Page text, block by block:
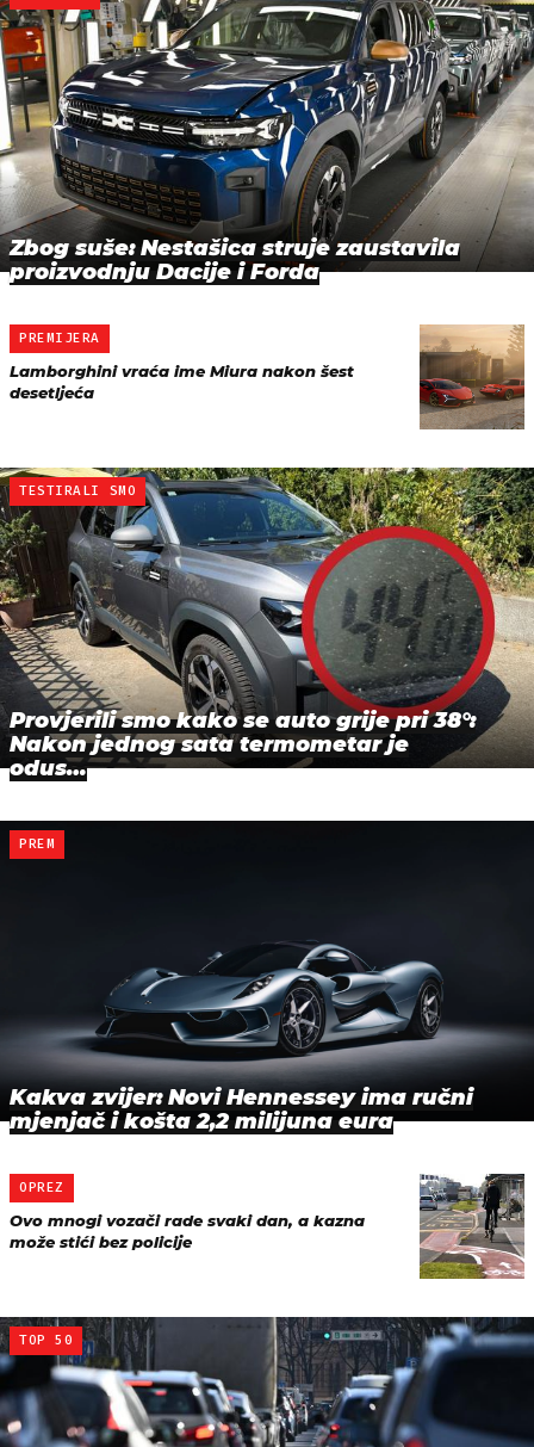
Zbog suše: Nestašica struje zaustavila
proizvodnju Dacije i Forda
PREMIJERA
Lamborghini vraća ime Miura nakon šest
desetljeća
TESTIRALI SMO
Provjerili smo kako se auto grije pri 38°:
Nakon jednog sata termometar je
odus…
PREM
Kakva zvijer: Novi Hennessey ima ručni
mjenjač i košta 2,2 milijuna eura
OPREZ
Ovo mnogi vozači rade svaki dan, a kazna
može stići bez policije
TOP 50